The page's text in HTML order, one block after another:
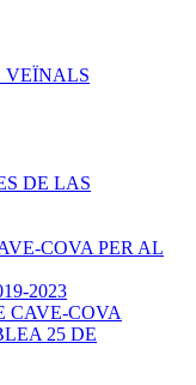
VEÏNALS
DE LAS
COVA PER AL
2023
CAVE-COVA
25 DE